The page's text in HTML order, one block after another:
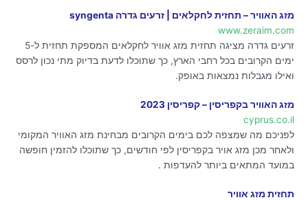
מזג האוויר – תחזית לחקלאים | זרעים גדרה syngenta
www.zeraim.com
זרעים גדרה מציגה תחזית מזג אוויר לחקלאים המספקת תחזית ל-5
ימים הקרובים בכל רחבי הארץ, כך שתוכלו לדעת בדיוק מתי נכון לרסס
ואילו מגבלות נמצאות באופק.
מזג האוויר בקפריסין – קפריסין 2023
cyprus.co.il
לפניכם מה שמצפה לכם בימים הקרובים מבחינת מזג האוויר המקומי
ולאחר מכן מזג אויר בקפריסין לפי חודשים, כך שתוכלו להזמין חופשה
במועד המתאים ביותר להעדפות .
תחזית מזג אוויר